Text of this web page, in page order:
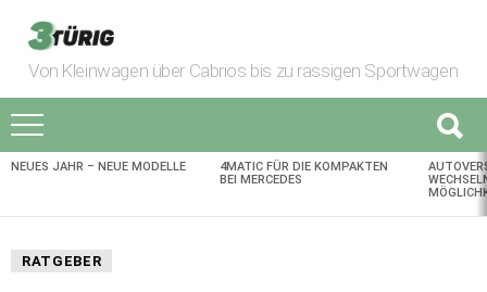
Von Kleinwagen über Cabrios bis zu rassigen Sportwagen
AKTUELLES
NEUES JAHR – NEUE MODELLE
4MATIC FÜR DIE KOMPAKTEN
BEI MERCEDES
RATGEBER